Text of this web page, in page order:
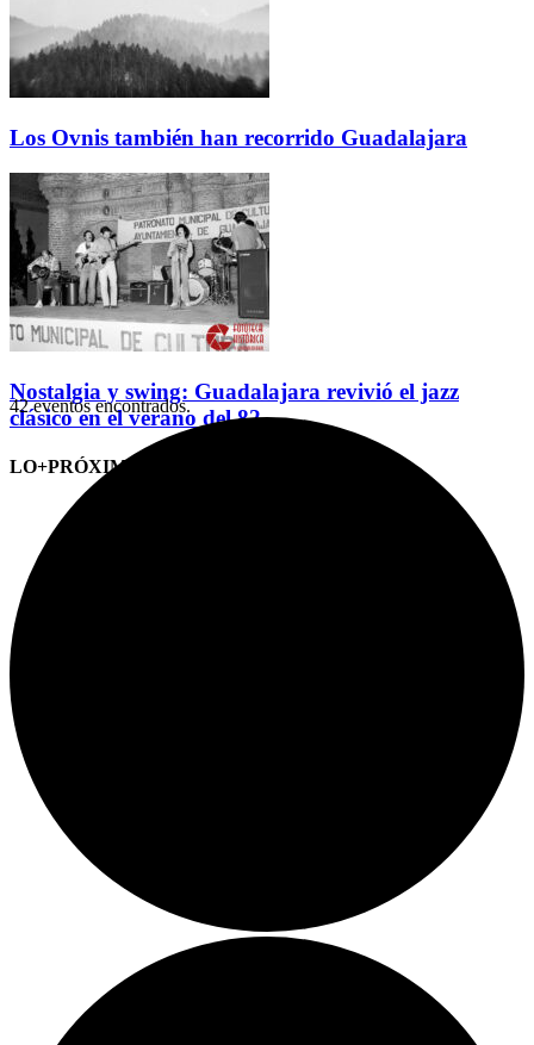
Los Ovnis también han recorrido Guadalajara
Nostalgia y swing: Guadalajara revivió el jazz
clásico en el verano del 82
LO+PRÓXIMO (CITAS)
42 eventos encontrados.